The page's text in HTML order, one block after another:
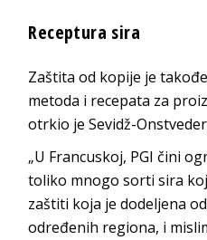
Receptura sira
Zaštita od kopije je
metoda i recepata za
otrkio je Sevidž-
„U Francuskoj, PGI čini
toliko mnogo sorti sira
zaštiti koja je dodeljena
određenih regiona, i